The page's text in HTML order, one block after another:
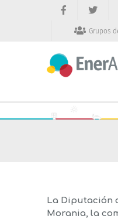
Grupos
La Diputación
Morania, la